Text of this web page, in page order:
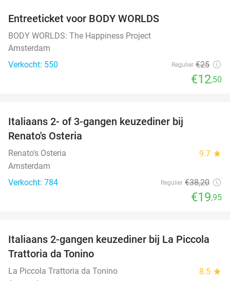
Entreeticket voor BODY WORLDS
BODY WORLDS: The Happiness Project
Amsterdam
Verkocht: 550
Regulier €25
€12,50
Italiaans 2- of 3-gangen keuzediner bij
Renato's Osteria
Renato's Osteria 9.7 star
Amsterdam
Verkocht: 784
Regulier €38,20
€19,95
35%
Italiaans 2-gangen keuzediner bij La Piccola
Trattoria da Tonino
La Piccola Trattoria da Tonino 8.5 star